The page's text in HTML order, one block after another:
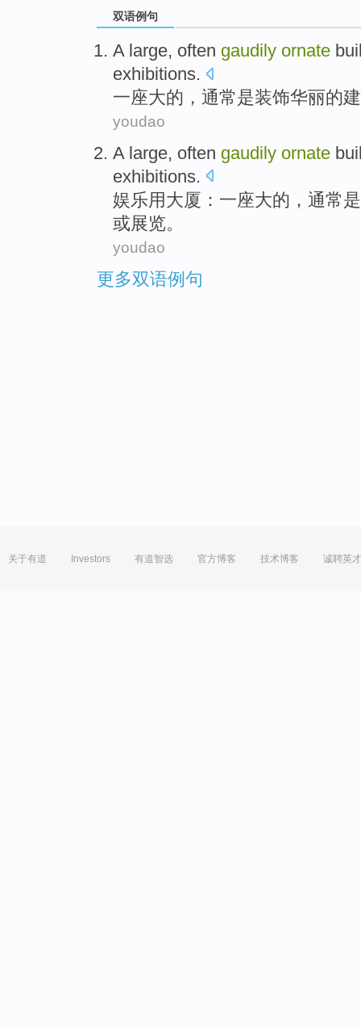
双语例句
A large, often gaudily ornate
exhibitions.
一座大的， 通常是装饰华丽的
youdao
A large, often gaudily ornate
exhibitions.
娱乐用大厦： 一座大的， 通常是
或展览。
youdao
更多双语例句
关于有道 Investors 有道智选 官方博客 技术博客 诚聘英才